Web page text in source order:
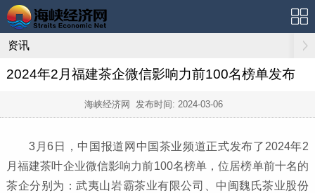
资讯
2024年2月福建茶企微信影响力前100名榜单发布
海峡经济网 发布时间: 2024-03-06
3月6日，中国报道网中国茶业频道正式发布了2024年2
月福建茶叶企业微信影响力前100名榜单，位居榜单前十名的
茶企分别为：武夷山岩霸茶业有限公司、中闽魏氏茶业股份